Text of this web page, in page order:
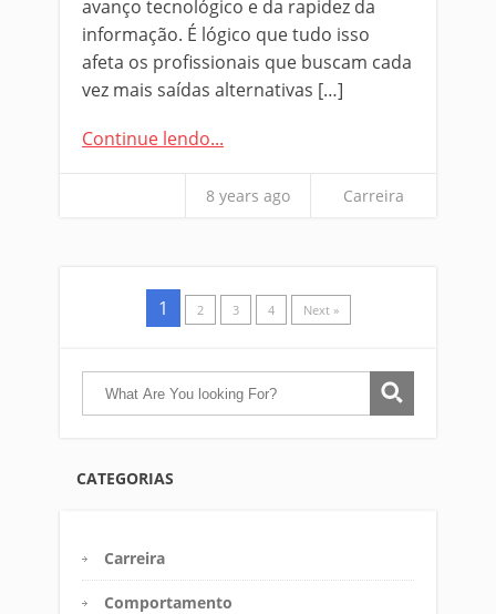
avanço tecnológico e da rapidez da
informação. É lógico que tudo isso
afeta os profissionais que buscam cada
vez mais saídas alternativas […]
Continue lendo...
8 years ago Carreira
1 2 3 4 Next »
CATEGORIAS
Carreira
Comportamento